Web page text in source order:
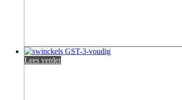
Lees verder